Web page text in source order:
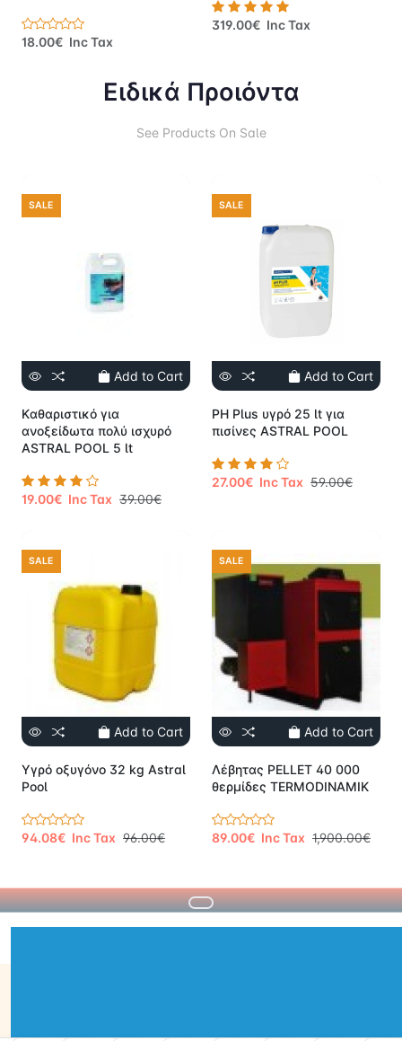
18.00€ Inc Tax
319.00€ Inc Tax
Ειδικά Προιόντα
See Products On Sale
SALE
Add to Cart
Kαθαριστικό για
ανοξείδωτα πολύ ισχυρό
ASTRAL POOL 5 lt
19.00€ Inc Tax 39.00€
SALE
Add to Cart
PH Plus υγρό 25 lt για
πισίνες ASTRAL POOL
27.00€ Inc Tax 59.00€
SALE
Add to Cart
Yγρό οξυγόνο 32 kg Astral
Pool
94.08€ Inc Tax 96.00€
SALE
Add to Cart
Λέβητας PELLET 40 000
θερμίδες TERMODINAMIK
89.00€ Inc Tax 1,900.00€